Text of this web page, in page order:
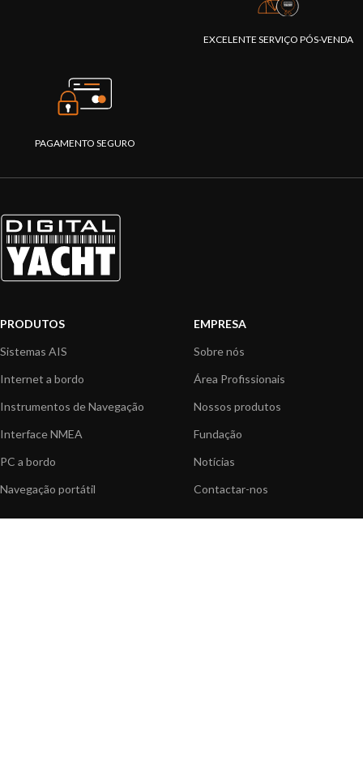
EXCELENTE SERVIÇO PÓS-VENDA
PAGAMENTO SEGURO
PRODUTOS
Sistemas AIS
Internet a bordo
Instrumentos de Navegação
Interface NMEA
PC a bordo
Navegação portátil
EMPRESA
Sobre nós
Área Profissionais
Nossos produtos
Fundação
Notícias
Contactar-nos